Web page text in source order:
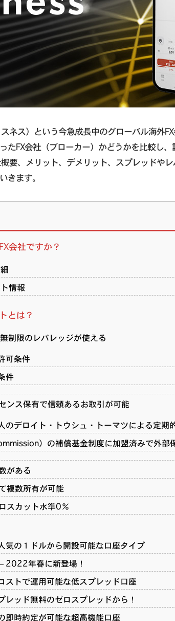
ネス）という今急成長中のグローバル海外
たFX会社（ブローカー）かどうかを比較し、
要、メリット、デメリット、スプレッドや
きます。
会社ですか？
情報
とは？
制限のレバレッジが使える
可条件
件
ンス保有で信頼あるお取引が可能
のデロイト・トウシュ・トーマツによる定期
）の補償基金制度に加盟済みで外部
がある
複数所有が可能
スカット水準0％
気の１ドルから開設可能な口座タイプ
2022年春に新登場！
ストで運用可能な低スプレッド口座
レッド無料のゼロスプレッドから！
即時約定が可能な超高機能口座